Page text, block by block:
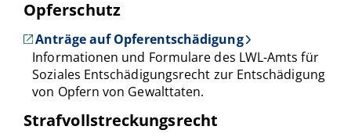
Opferschutz
Anträge auf Opferentschädigung
Informationen und Formulare des LWL-Amts für
Soziales Entschädigungsrecht zur Entschädigung
von Opfern von Gewalttaten.
Strafvollstreckungsrecht